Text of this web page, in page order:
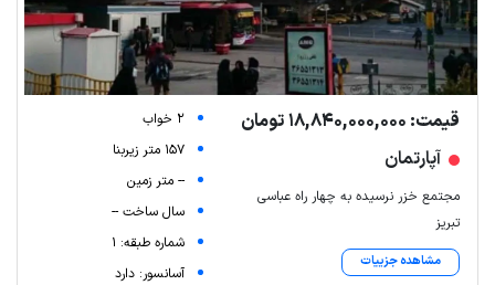
قیمت: 18,840,000,000 تومان
آپارتمان
مجتمع خزر نرسیده به چهار راه عباسی
تبریز
مشاهده جزییات
2 خواب
157 متر زیربنا
-- متر زمین
سال ساخت --
شماره طبقه: 1
آسانسور: دارد